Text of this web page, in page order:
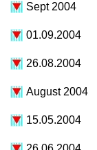
Sept 2004
01.09.2004
26.08.2004
August 2004
15.05.2004